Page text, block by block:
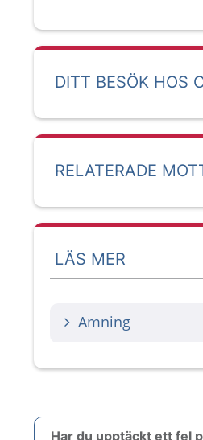
DITT BESÖK HOS
RELATERADE
LÄS MER
Amning
Har du upptäckt ett fel